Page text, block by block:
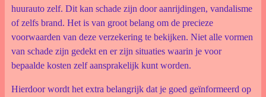
huurauto zelf. Dit kan schade zijn door aanrijdingen, vandalisme
of zelfs brand. Het is van groot belang om de precieze
voorwaarden van deze verzekering te bekijken. Niet alle vormen
van schade zijn gedekt en er zijn situaties waarin je voor
bepaalde kosten zelf aansprakelijk kunt worden.
Hierdoor wordt het extra belangrijk dat je goed geïnformeerd op